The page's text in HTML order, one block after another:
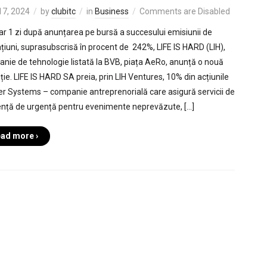
2024 byclubitc in Business Comments are Disabled
1 zi după anunțarea pe bursă a succesului emisiunii de
suprasubscrisă în procent de 242%, LIFE IS HARD (LIH),
de tehnologie listată la BVB, piața AeRo, anunță o nouă
LIFE IS HARD SA preia, prin LIH Ventures, 10% din acțiunile
Systems – companie antreprenorială care asigură servicii de
de urgență pentru evenimente neprevăzute, […]
more ›